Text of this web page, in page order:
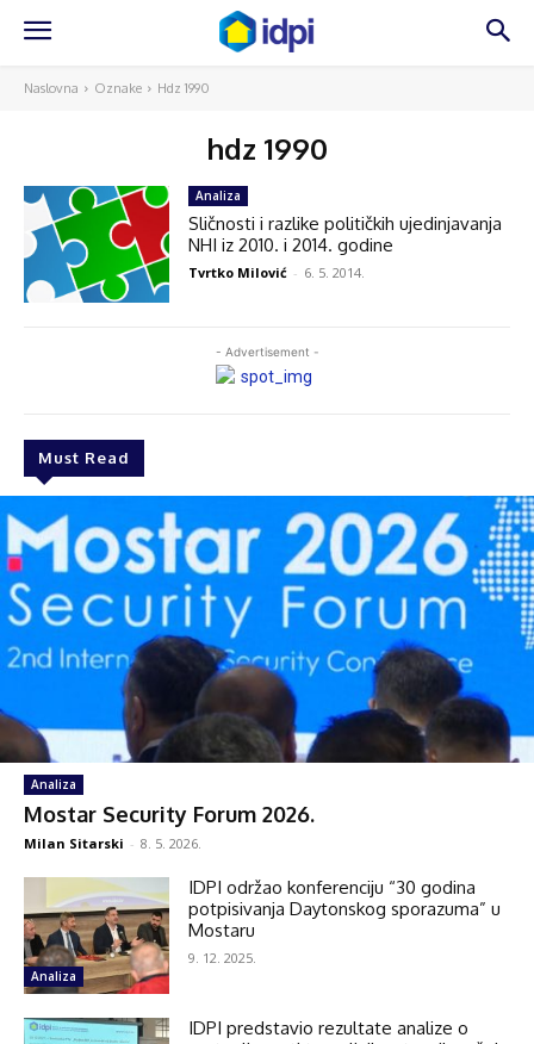
Naslovna Oznake Hdz 1990
hdz 1990
- Advertisement -
Must Read
Analiza
Mostar Security Forum 2026.
Milan Sitarski - 8. 5. 2026.
Analiza
IDPI održao konferenciju “30 godina
potpisivanja Daytonskog sporazuma” u
Mostaru
9. 12. 2025.
IDPI predstavio rezultate analize o
Analiza
Sličnosti i razlike političkih ujedinjavanja
NHI iz 2010. i 2014. godine
Tvrtko Milović - 6. 5. 2014.